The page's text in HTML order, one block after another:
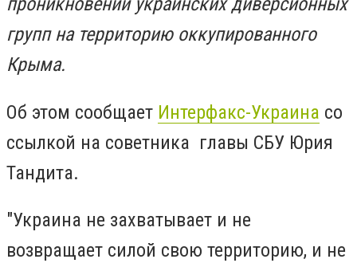
групп на территорию оккупированного
Крыма.
Об этом сообщает Интерфакс-Украина со
ссылкой на советника главы СБУ Юрия
Тандита.
"Украина не захватывает и не
возвращает силой свою территорию, и не